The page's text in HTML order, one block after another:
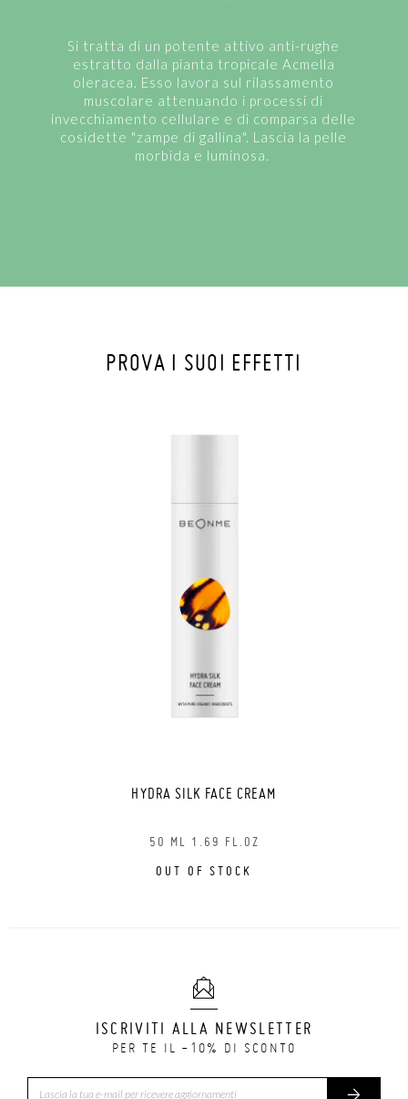
Si tratta di un potente attivo anti-rughe
estratto dalla pianta tropicale Acmella
oleracea. Esso lavora sul rilassamento
muscolare attenuando i processi di
invecchiamento cellulare e di comparsa delle
cosidette "zampe di gallina". Lascia la pelle
morbida e luminosa.
PROVA I SUOI EFFETTI
HYDRA SILK FACE CREAM
50 ML 1.69 FL.OZ
OUT OF STOCK
ISCRIVITI ALLA NEWSLETTER
PER TE IL -10% DI SCONTO